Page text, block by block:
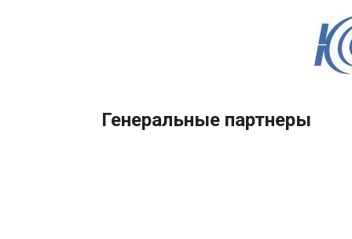
Генеральные партнеры